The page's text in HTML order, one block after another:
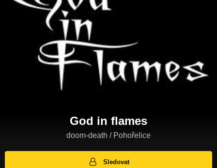
God in flames
doom-death / Pohořelice
Sledovat